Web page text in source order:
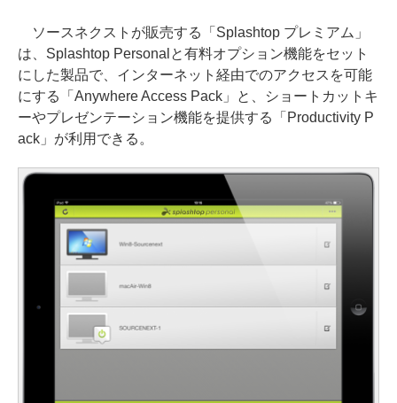
ソースネクストが販売する「Splashtop プレミアム」
は、Splashtop Personalと有料オプション機能をセット
にした製品で、インターネット経由でのアクセスを可能
にする「Anywhere Access Pack」と、ショートカットキ
ーやプレゼンテーション機能を提供する「Productivity P
ack」が利用できる。